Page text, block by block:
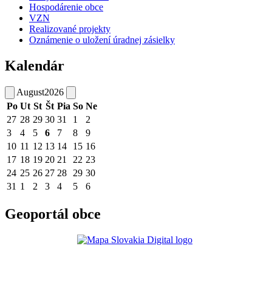
Hospodárenie obce
VZN
Realizované projekty
Oznámenie o uložení úradnej zásielky
Kalendár
August2026
Po Ut St Št Pia So Ne
27 28 29 30 31 1
2
3
4 5 6 7 8
9
10 11 12 13 14 15 16
17 18 19 20 21 22 23
24 25 26 27 28 29 30
31 1 2 3 4 5 6
Geoportál obce